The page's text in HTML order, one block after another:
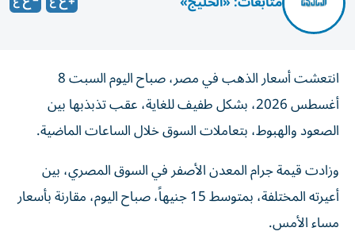
انتعشت أسعار الذهب في مصر، صباح اليوم السبت 8
أغسطس 2026، بشكل طفيف للغاية، عقب تذبذبها بين
الصعود والهبوط، بتعاملات السوق خلال الساعات الماضية.
وزادت قيمة جرام المعدن الأصفر في السوق المصري، بين
أعيرته المختلفة، بمتوسط 15 جنيهاً، صباح اليوم، مقارنة بأسعار
مساء الأمس.